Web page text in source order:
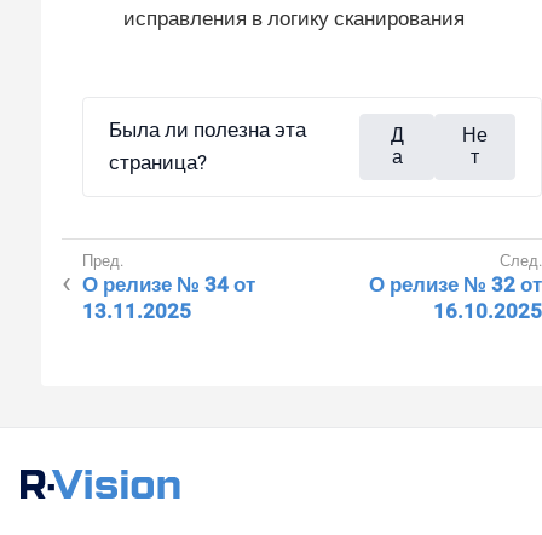
исправления в логику сканирования
Была ли полезна эта
страница?
Д
а
Не
т
О релизе № 34 от
13.11.2025
О релизе № 32 от
16.10.2025